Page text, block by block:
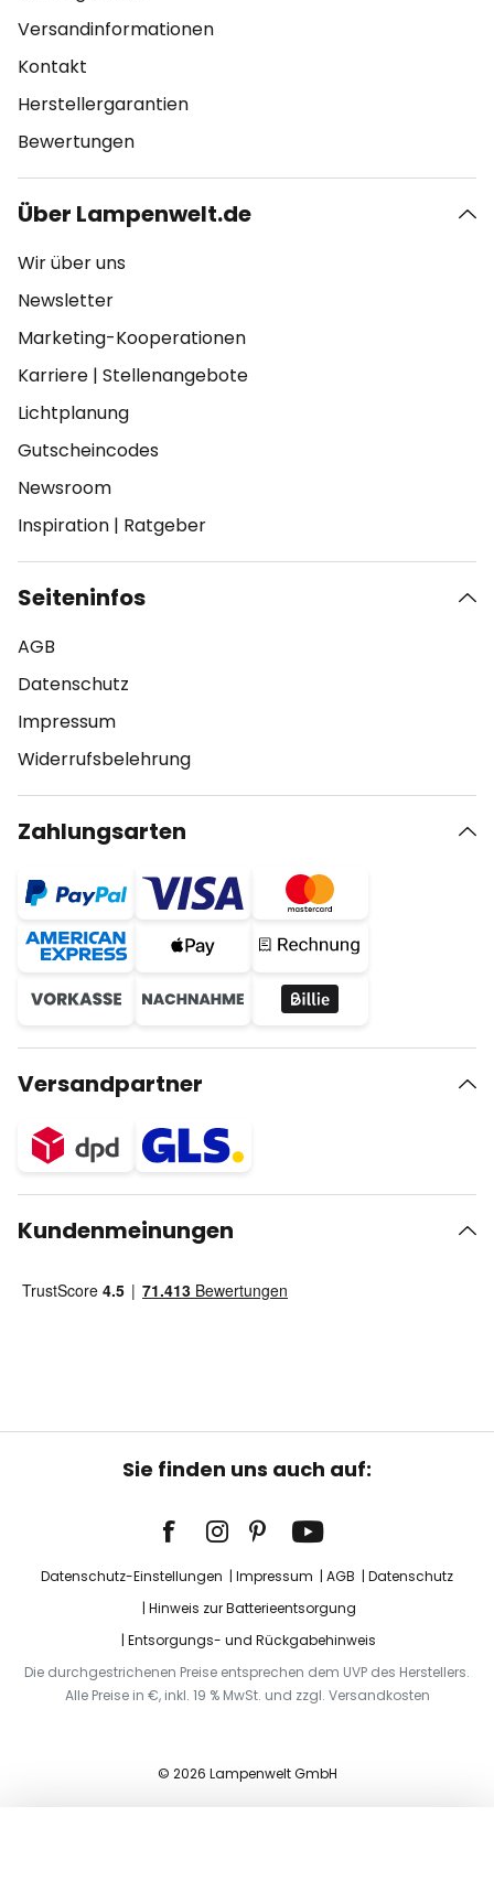
Versandinformationen
Kontakt
Herstellergarantien
Bewertungen
Über Lampenwelt.de
Wir über uns
Newsletter
Marketing-Kooperationen
Karriere | Stellenangebote
Lichtplanung
Gutscheincodes
Newsroom
Inspiration | Ratgeber
Seiteninfos
AGB
Datenschutz
Impressum
Widerrufsbelehrung
Zahlungsarten
Versandpartner
Kundenmeinungen
Sie finden uns auch auf:
Datenschutz-Einstellungen Impressum AGB
Datenschutz
Hinweis zur Batterieentsorgung
Entsorgungs- und Rückgabehinweis
Die durchgestrichenen Preise entsprechen dem UVP des Herstellers.
Alle Preise in €, inkl. 19 % MwSt. und zzgl. Versandkosten
© 2026 Lampenwelt GmbH